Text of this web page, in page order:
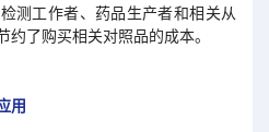
测工作者、药品生产者和相关从
约了购买相关对照品的成本。
用